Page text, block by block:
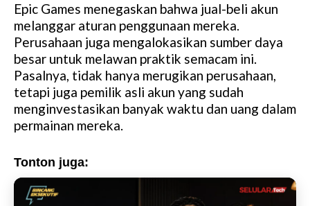
Epic Games menegaskan bahwa jual-beli akun
melanggar aturan penggunaan mereka.
Perusahaan juga mengalokasikan sumber daya
besar untuk melawan praktik semacam ini.
Pasalnya, tidak hanya merugikan perusahaan,
tetapi juga pemilik asli akun yang sudah
menginvestasikan banyak waktu dan uang dalam
permainan mereka.
Tonton juga: